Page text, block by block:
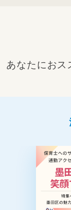
・ICT
毎日
あなたにおス